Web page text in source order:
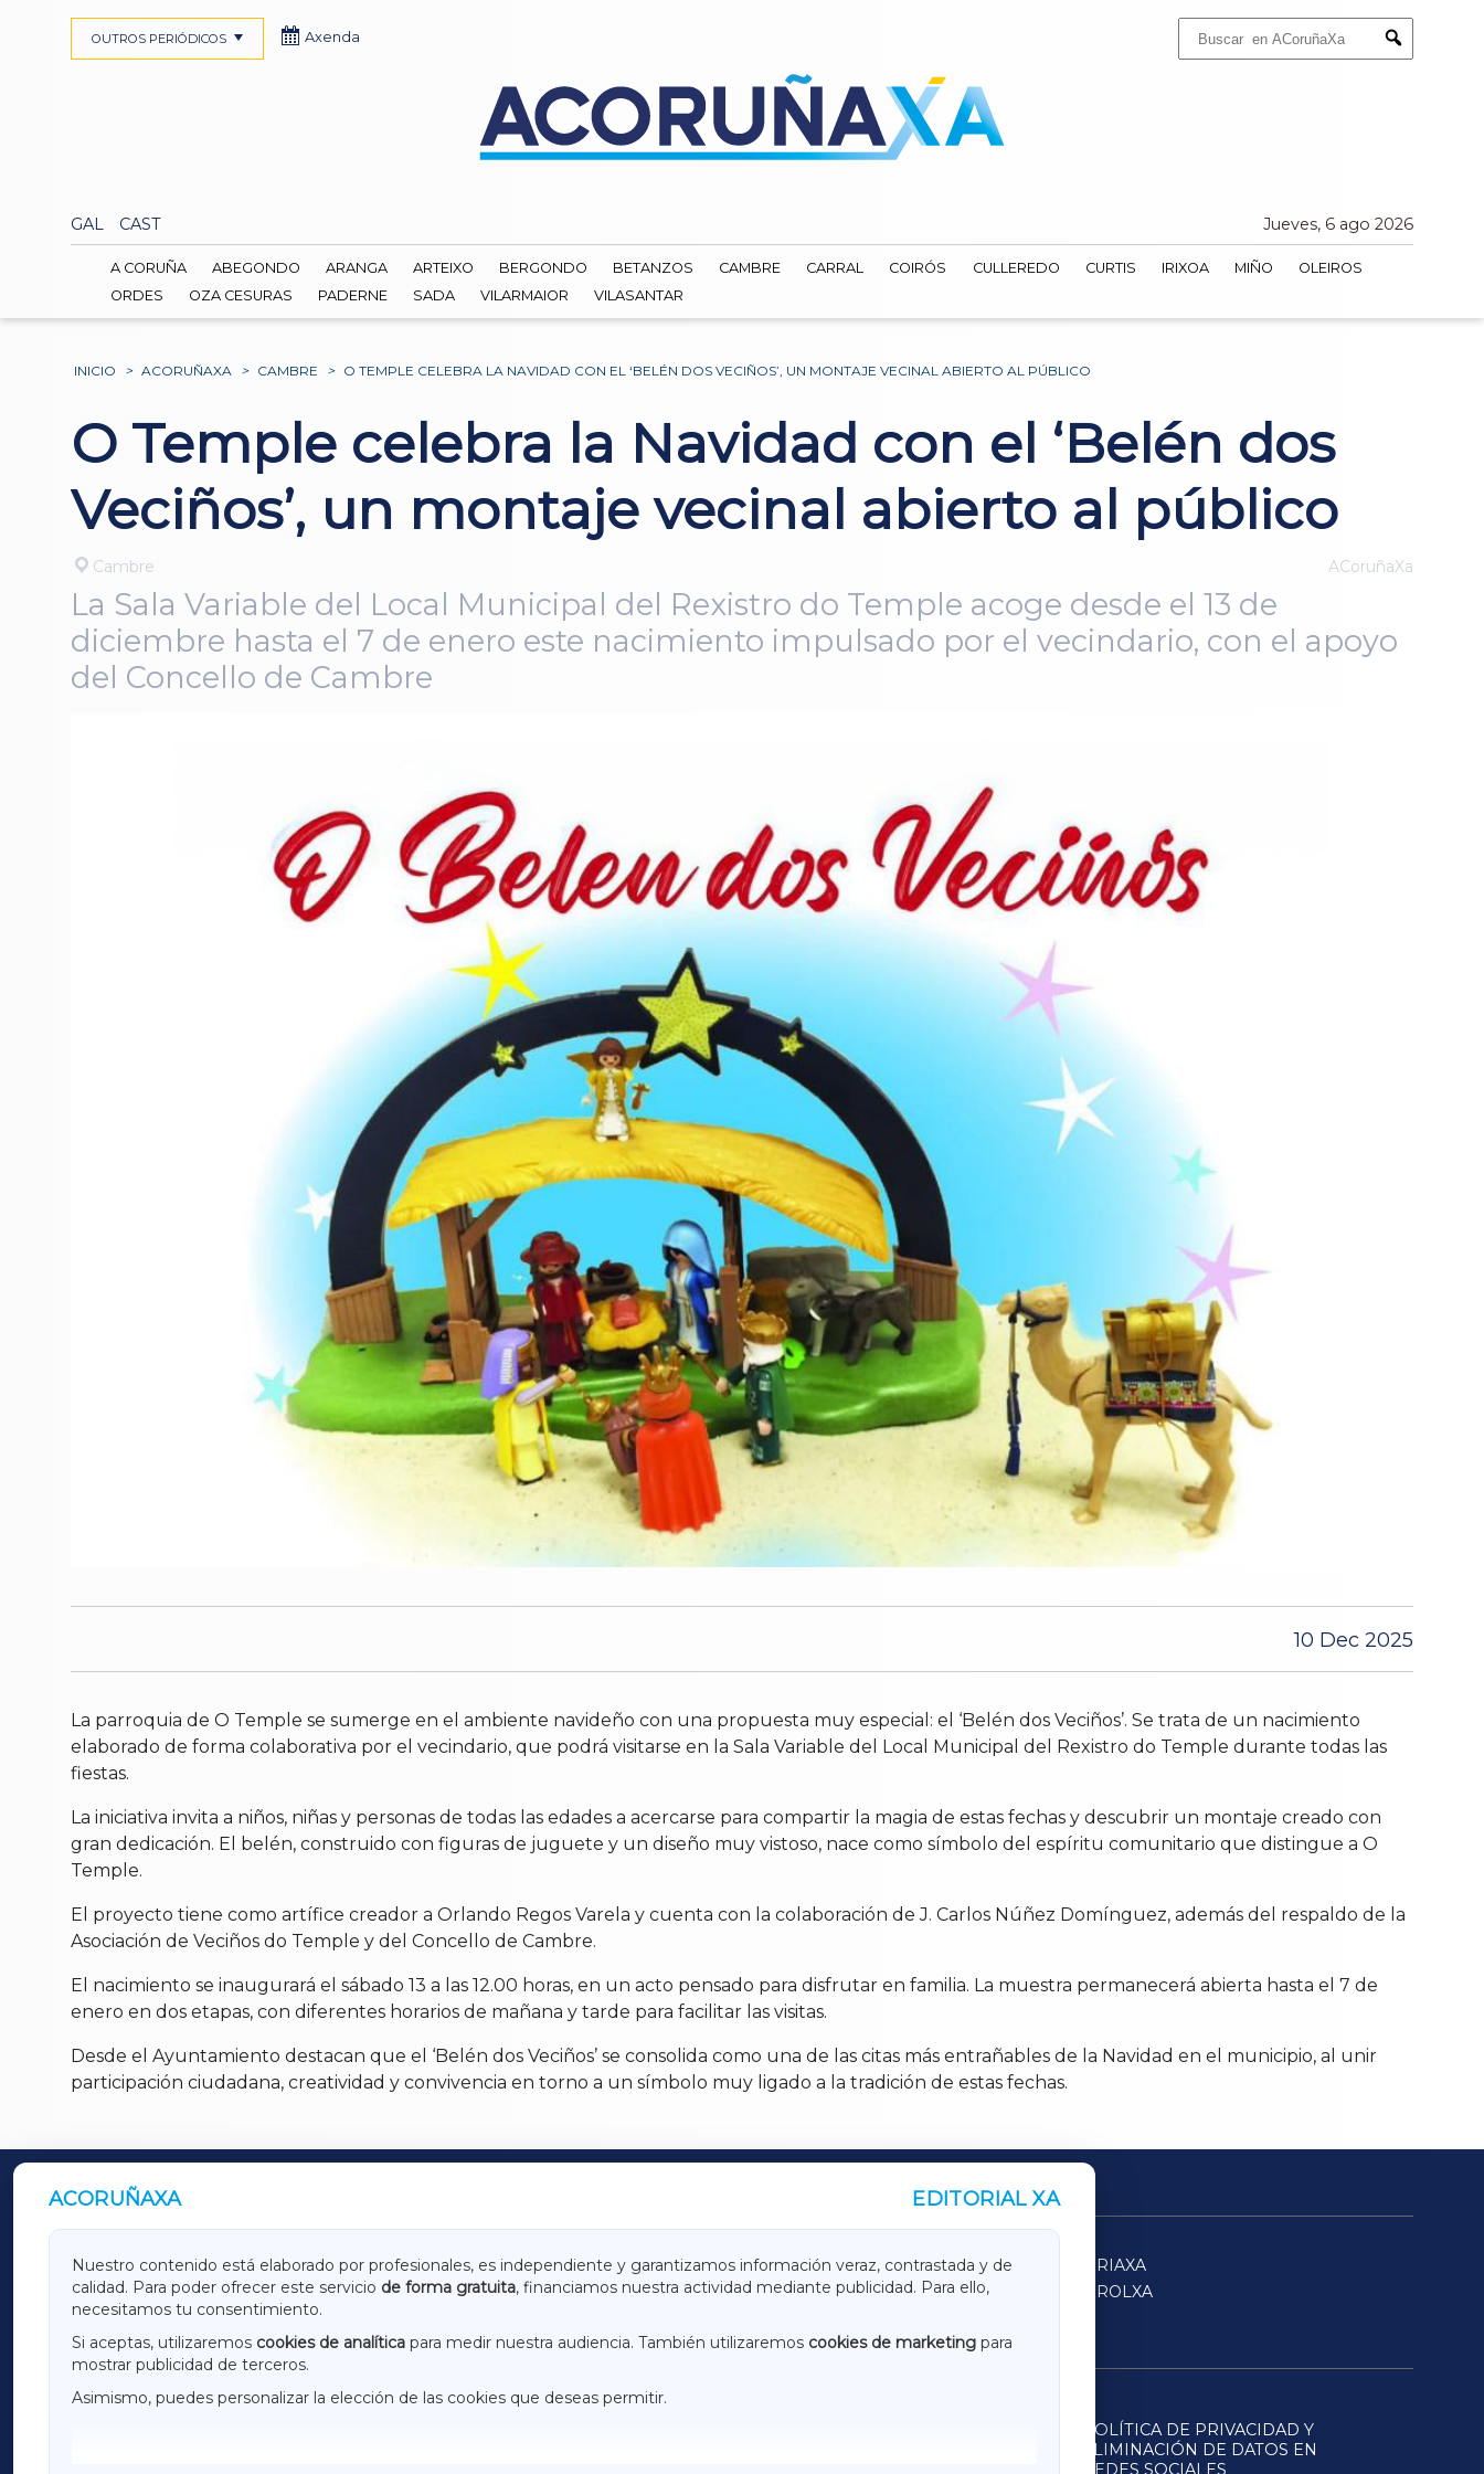
Submit
GAL CAST Jueves, 6 ago 2026
OUTROS PERIÓDICOS Axenda
A CORUÑA ABEGONDO ARANGA ARTEIXO BERGONDO BETANZOS CAMBRE CARRAL COIRÓS CULLEREDO CURTIS IRIXOA MIÑO
OLEIROS
ORDES
OZA CESURAS PADERNE SADA VILARMAIOR VILASANTAR
INICIO > ACORUÑAXA > CAMBRE > O TEMPLE CELEBRA LA NAVIDAD CON EL ‘BELÉN DOS VECIÑOS’, UN MONTAJE VECINAL ABIERTO AL PÚBLICO
O Temple celebra la Navidad con el ‘Belén dos
Veciños’, un montaje vecinal abierto al público
Cambre ACoruñaXa
La Sala Variable del Local Municipal del Rexistro do Temple acoge desde el 13 de
diciembre hasta el 7 de enero este nacimiento impulsado por el vecindario, con el apoyo
del Concello de Cambre
10 Dec 2025
La parroquia de O Temple se sumerge en el ambiente navideño con una propuesta muy especial: el ‘Belén dos Veciños’. Se trata de un nacimiento
elaborado de forma colaborativa por el vecindario, que podrá visitarse en la Sala Variable del Local Municipal del Rexistro do Temple durante todas las
fiestas.
La iniciativa invita a niños, niñas y personas de todas las edades a acercarse para compartir la magia de estas fechas y descubrir un montaje creado con
gran dedicación. El belén, construido con figuras de juguete y un diseño muy vistoso, nace como símbolo del espíritu comunitario que distingue a O
Temple.
El proyecto tiene como artífice creador a Orlando Regos Varela y cuenta con la colaboración de J. Carlos Núñez Domínguez, además del respaldo de la
Asociación de Veciños do Temple y del Concello de Cambre.
El nacimiento se inaugurará el sábado 13 a las 12.00 horas, en un acto pensado para disfrutar en familia. La muestra permanecerá abierta hasta el 7 de
enero en dos etapas, con diferentes horarios de mañana y tarde para facilitar las visitas.
Desde el Ayuntamiento destacan que el ‘Belén dos Veciños’ se consolida como una de las citas más entrañables de la Navidad en el municipio, al unir
participación ciudadana, creatividad y convivencia en torno a un símbolo muy ligado a la tradición de estas fechas.
ACORUÑAXA EDITORIAL XA
Nuestro contenido está elaborado por profesionales, es independiente y garantizamos información veraz, contrastada y de
calidad. Para poder ofrecer este servicio de forma gratuita, financiamos nuestra actividad mediante publicidad. Para ello,
necesitamos tu consentimiento.
Si aceptas, utilizaremos cookies de analítica para medir nuestra audiencia. También utilizaremos cookies de marketing para
mostrar publicidad de terceros.
Asimismo, puedes personalizar la elección de las cookies que deseas permitir.
OUTROS PERIÓDICOS
GALICIAXA LUGOXA TERRACHAXA
SARRIAXA
AMARIÑAXA
RIBEIRASACRAXA ACORUÑAXA
FERROLXA
OURENSEXA
POLÍTICA DE PRIVACIDAD Y
ELIMINACIÓN DE DATOS EN
REDES SOCIALES